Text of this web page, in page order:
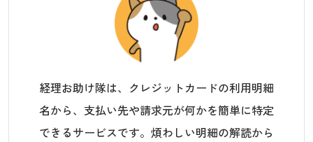
経理お助け隊は、クレジットカードの利用明細
名から、支払い先や請求元が何かを簡単に特定
できるサービスです。煩わしい明細の解読から